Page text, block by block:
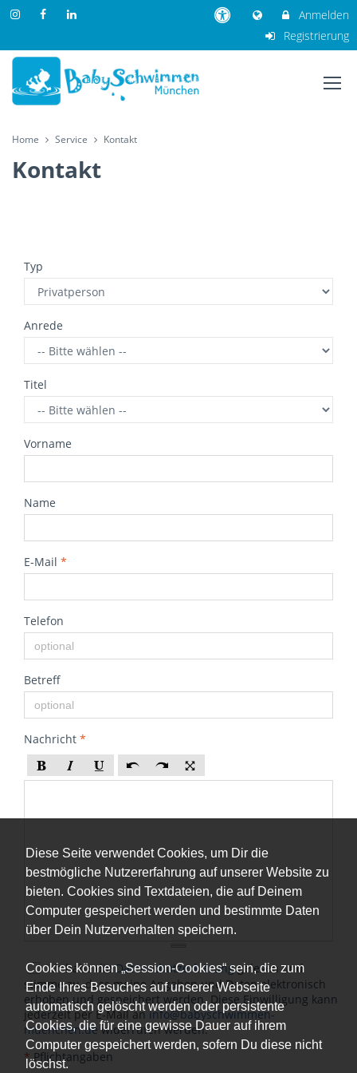
Diese Seite verwendet Cookies, um Dir die
bestmögliche Nutzererfahrung auf unserer Website zu
bieten. Cookies sind Textdateien, die auf Deinem
Computer gespeichert werden und bestimmte Daten
über Dein Nutzerverhalten speichern.
Cookies können „Session-Cookies“ sein, die zum
Ende Ihres Besuches auf unserer Webseite
automatisch gelöscht werden oder persistente
Cookies, die für eine gewisse Dauer auf ihrem
Computer gespeichert werden, sofern Du diese nicht
löschst.
Anmelden
Registrierung
Home Service Kontakt
Kontakt
Typ
Anrede
Titel
Vorname
Name
E-Mail *
Telefon
Betreff
Nachricht *
Ich habe dieDatenschutzerklärunggelesen und
stimme zu, dass meine Angaben und Daten elektronisch
erhoben und gespeichert werden. Diese Einwilligung kann
jederzeit per E-Mail an info@babyschwimmen-
muenchen.de widerrufen werden.*
*Pflichtangaben